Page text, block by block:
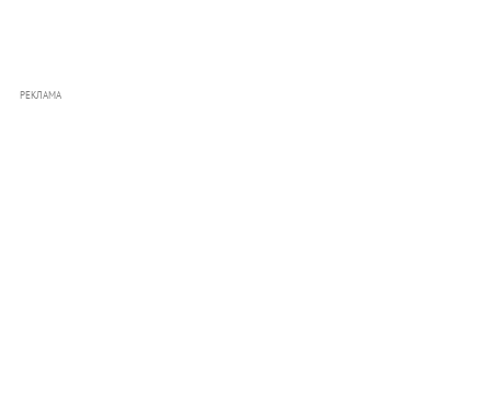
РЕКЛАМА